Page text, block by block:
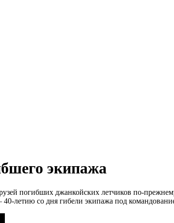
экипажа
погибших джанкойских летчиков по-
летию со дня гибели экипажа под